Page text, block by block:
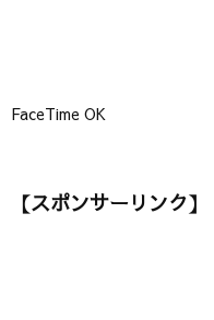
FaceTime OK
【スポンサーリンク】